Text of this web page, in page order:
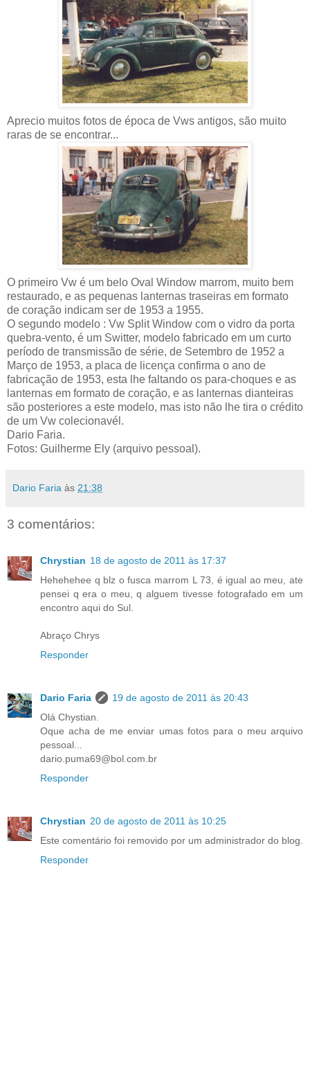
Aprecio muitos fotos de época de Vws antigos, são muito
raras de se encontrar...
O primeiro Vw é um belo Oval Window marrom, muito bem
restaurado, e as pequenas lanternas traseiras em formato
de coração indicam ser de 1953 a 1955.
O segundo modelo : Vw Split Window com o vidro da porta
quebra-vento, é um Switter, modelo fabricado em um curto
período de transmissão de série, de Setembro de 1952 a
Março de 1953, a placa de licença confirma o ano de
fabricação de 1953, esta lhe faltando os para-choques e as
lanternas em formato de coração, e as lanternas dianteiras
são posteriores a este modelo, mas isto não lhe tira o crédito
de um Vw colecionavél.
Dario Faria.
Fotos: Guilherme Ely (arquivo pessoal).
Dario Faria às 21:38
3 comentários:
Chrystian 18 de agosto de 2011 às 17:37
Hehehehee q blz o fusca marrom L 73, é igual ao meu, ate
pensei q era o meu, q alguem tivesse fotografado em um
encontro aqui do Sul.
Abraço Chrys
Responder
Dario Faria
19 de agosto de 2011 às 20:43
Olá Chystian.
Oque acha de me enviar umas fotos para o meu arquivo
pessoal...
dario.puma69@bol.com.br
Responder
Chrystian 20 de agosto de 2011 às 10:25
Este comentário foi removido por um administrador do blog.
Responder